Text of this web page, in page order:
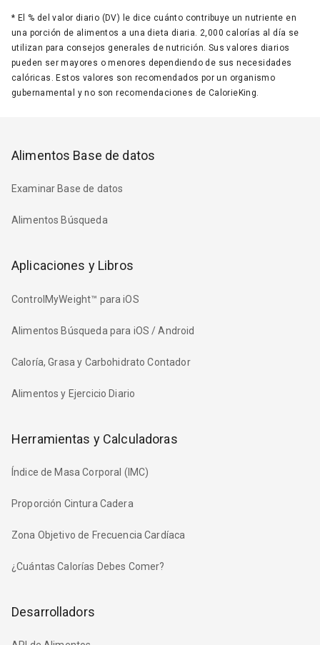
* El % del valor diario (DV) le dice cuánto contribuye un nutriente en
una porción de alimentos a una dieta diaria. 2,000 calorías al día se
utilizan para consejos generales de nutrición. Sus valores diarios
pueden ser mayores o menores dependiendo de sus necesidades
calóricas. Estos valores son recomendados por un organismo
gubernamental y no son recomendaciones de CalorieKing.
Alimentos Base de datos
Examinar Base de datos
Alimentos Búsqueda
Aplicaciones y Libros
ControlMyWeight™ para iOS
Alimentos Búsqueda para iOS / Android
Caloría, Grasa y Carbohidrato Contador
Alimentos y Ejercicio Diario
Herramientas y Calculadoras
Índice de Masa Corporal (IMC)
Proporción Cintura Cadera
Zona Objetivo de Frecuencia Cardíaca
¿Cuántas Calorías Debes Comer?
Desarrolladors